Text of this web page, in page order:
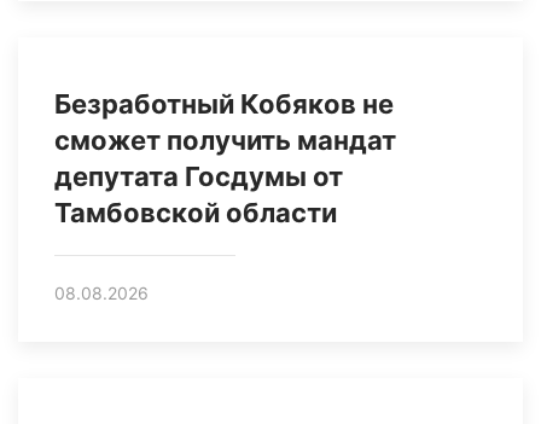
Безработный Кобяков не
сможет получить мандат
депутата Госдумы от
Тамбовской области
08.08.2026